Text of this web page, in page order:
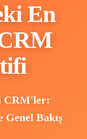
En
CRM'ler:
Bakış